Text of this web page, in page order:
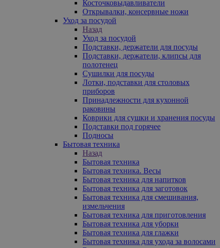
Косточковыдавливатели
Открывалки, консервные ножи
Уход за посудой
Назад
Уход за посудой
Подставки, держатели для посуды
Подставки, держатели, клипсы для
полотенец
Сушилки для посуды
Лотки, подставки для столовых
приборов
Принадлежности для кухонной
раковины
Коврики для сушки и хранения посуды
Подставки под горячее
Подносы
Бытовая техника
Назад
Бытовая техника
Бытовая техника. Весы
Бытовая техника для напитков
Бытовая техника для заготовок
Бытовая техника для смешивания,
измельчения
Бытовая техника для приготовления
Бытовая техника для уборки
Бытовая техника для глажки
Бытовая техника для ухода за волосами